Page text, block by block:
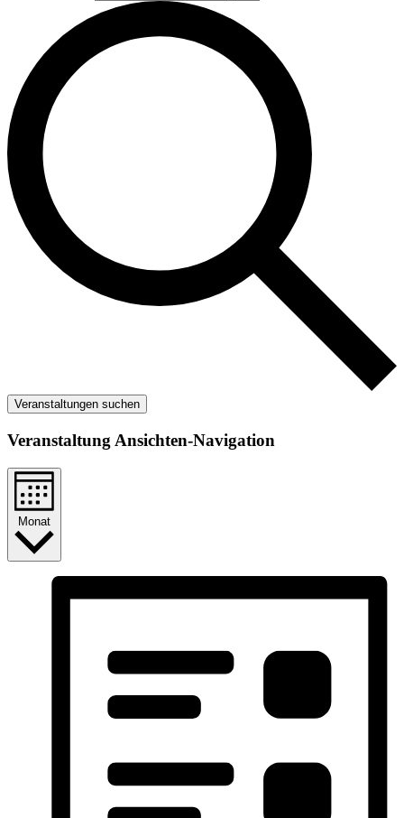
Veranstaltungen suchen
Veranstaltung Ansichten-Navigation
Monat